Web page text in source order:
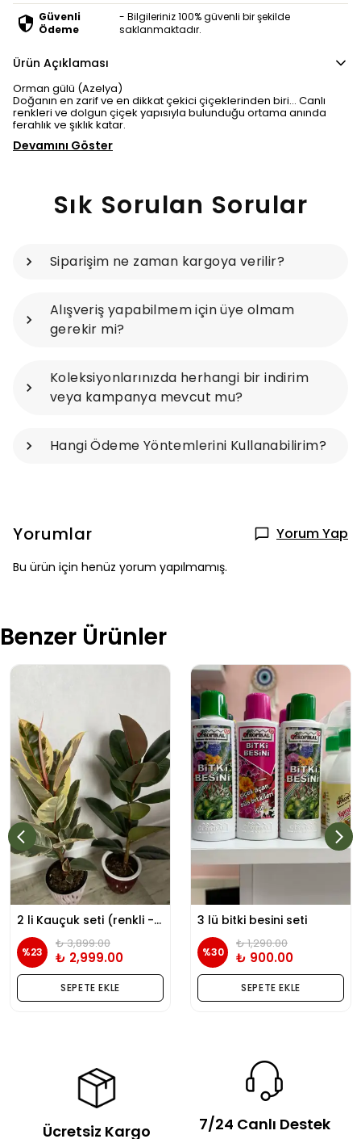
Güvenli
Ödeme
- Bilgileriniz 100% güvenli bir şekilde
saklanmaktadır.
Ürün Açıklaması
Orman gülü (Azelya)
Doğanın en zarif ve en dikkat çekici çiçeklerinden biri… Canlı
renkleri ve dolgun çiçek yapısıyla bulunduğu ortama anında
ferahlık ve şıklık katar.
Devamını Göster
Sık Sorulan Sorular
Siparişim ne zaman kargoya verilir?
Alışveriş yapabilmem için üye olmam
gerekir mi?
Koleksiyonlarınızda herhangi bir indirim
veya kampanya mevcut mu?
Hangi Ödeme Yöntemlerini Kullanabilirim?
Yorumlar Yorum Yap
Bu ürün için henüz yorum yapılmamış.
Benzer Ürünler
2 li Kauçuk seti (renkli - yeşil kauçuk) tek köklü
%23
₺ 3,899.00
₺ 2,999.00
SEPETE EKLE
3 lü bitki besini seti
%30
₺ 1,290.00
₺ 900.00
SEPETE EKLE
Ücretsiz Kargo 7/24 Canlı Destek